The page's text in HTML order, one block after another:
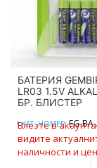
БАТЕРИЯ
LR03 1.5V
БР. БЛИСТЕР
КАТ. НОМЕР:EG-
Влезте в
видите
наличности и